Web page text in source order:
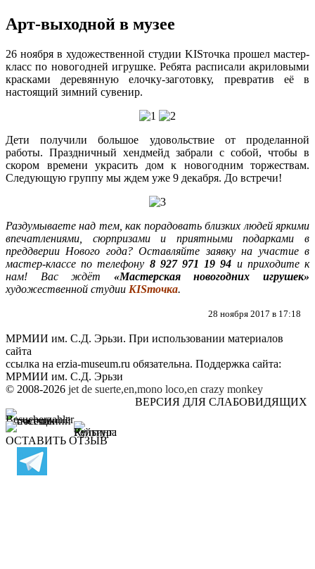
Арт-выходной в музее
26 ноября в художественной студии KISточка прошел мастер-
класс по новогодней игрушке. Ребята расписали акриловыми
красками деревянную елочку-заготовку, превратив её в
настоящий зимний сувенир.
Дети получили большое удовольствие от проделанной
работы. Праздничный хендмейд забрали с собой, чтобы в
скором времени украсить дом к новогодним торжествам.
Следующую группу мы ждем уже 9 декабря. До встречи!
Раздумываете над тем, как порадовать близких людей яркими
впечатлениями, сюрпризами и приятными подарками в
преддверии Нового года? Оставляйте заявку на участие в
мастер-классе по телефону 8 927 971 19 94 и приходите к
нам! Вас ждёт «Мастерская новогодних игрушек»
художественной студии KISточка.
28 ноября 2017 в 17:18
МРМИИ им. С.Д. Эрьзи. При использовании материалов
сайта
ссылка на erzia-museum.ru обязательна. Поддержка сайта:
МРМИИ им. С.Д. Эрьзи
© 2008-2026 jet de suerte,en,mono loco,en crazy monkey
ВЕРСИЯ ДЛЯ СЛАБОВИДЯЩИХ
ОСТАВИТЬ ОТЗЫВ